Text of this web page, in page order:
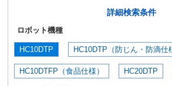
詳細検索条件
ロボット機種
HC10DTP HC10DTP（防じん・防滴仕
HC10DTFP（食品仕様） HC20DTP